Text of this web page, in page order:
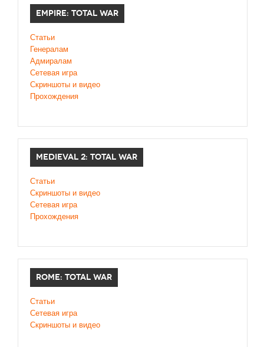
EMPIRE: TOTAL WAR
Статьи
Генералам
Адмиралам
Сетевая игра
Скриншоты и видео
Прохождения
MEDIEVAL 2: TOTAL WAR
Статьи
Скриншоты и видео
Сетевая игра
Прохождения
ROME: TOTAL WAR
Статьи
Сетевая игра
Скриншоты и видео